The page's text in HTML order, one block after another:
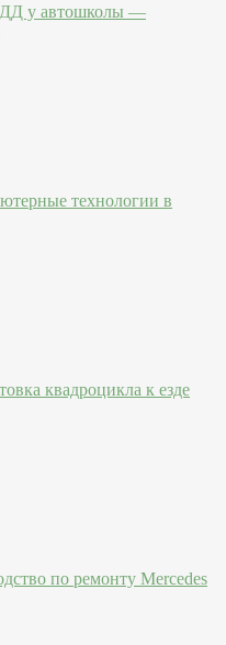
у автошколы —
технологии в
квадроцикла к езде
по ремонту Mercedes